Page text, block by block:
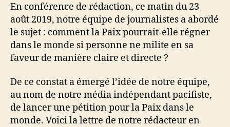
En conférence de rédaction, ce matin du 23
août 2019, notre équipe de journalistes a abordé
le sujet : comment la Paix pourrait-elle régner
dans le monde si personne ne milite en sa
faveur de manière claire et directe ?
De ce constat a émergé l’idée de notre équipe,
au nom de notre média indépendant pacifiste,
de lancer une pétition pour la Paix dans le
monde. Voici la lettre de notre rédacteur en